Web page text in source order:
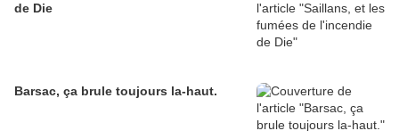
de Die
Barsac, ça brule toujours la-haut.